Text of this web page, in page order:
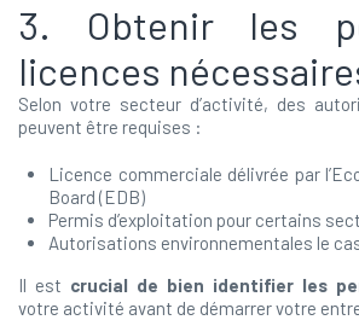
3. Obtenir les
licences
Selon votre secteur d’activité, des
peuvent être requises :
Licence commerciale délivrée par
Board (EDB)
Permis d’exploitation pour certains
Autorisations environnementales le
Il est crucial de bien identifier les
votre activité avant de démarrer votre